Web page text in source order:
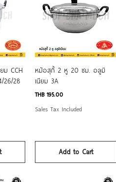
ม CCH
26/28
Quick View
หม้อสุกี้ 2 หู 20 ซม. อลูมิ
เนียม 3A
Price
THB 195.00
Sales Tax Included
Add to Cart